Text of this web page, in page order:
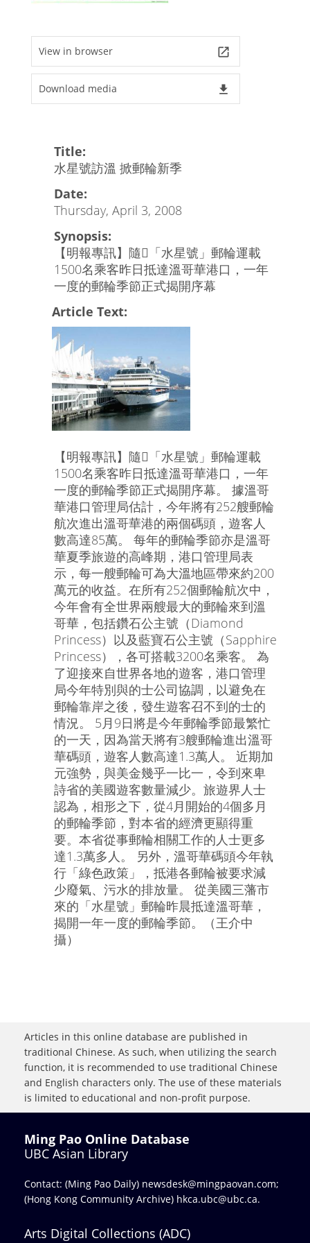
View in browser launch
Download media file_download
Title:
水星號訪溫 掀郵輪新季
Date:
Thursday, April 3, 2008
Synopsis:
【明報專訊】隨「水星號」郵輪運載
1500名乘客昨日抵達溫哥華港口，一年
一度的郵輪季節正式揭開序幕
Article Text:
【明報專訊】隨「水星號」郵輪運載
1500名乘客昨日抵達溫哥華港口，一年
一度的郵輪季節正式揭開序幕。 據溫哥
華港口管理局估計，今年將有252艘郵輪
航次進出溫哥華港的兩個碼頭，遊客人
數高達85萬。 每年的郵輪季節亦是溫哥
華夏季旅遊的高峰期，港口管理局表
示，每一艘郵輪可為大溫地區帶來約200
萬元的收益。在所有252個郵輪航次中，
今年會有全世界兩艘最大的郵輪來到溫
哥華，包括鑽石公主號（Diamond
Princess）以及藍寶石公主號（Sapphire
Princess），各可搭載3200名乘客。 為
了迎接來自世界各地的遊客，港口管理
局今年特別與的士公司協調，以避免在
郵輪靠岸之後，發生遊客召不到的士的
情況。 5月9日將是今年郵輪季節最繁忙
的一天，因為當天將有3艘郵輪進出溫哥
華碼頭，遊客人數高達1.3萬人。 近期加
元強勢，與美金幾乎一比一，令到來卑
詩省的美國遊客數量減少。旅遊界人士
認為，相形之下，從4月開始的4個多月
的郵輪季節，對本省的經濟更顯得重
要。本省從事郵輪相關工作的人士更多
達1.3萬多人。 另外，溫哥華碼頭今年執
行「綠色政策」，抵港各郵輪被要求減
少廢氣、污水的排放量。 從美國三藩市
來的「水星號」郵輪昨晨抵達溫哥華，
揭開一年一度的郵輪季節。（王介中
攝）
Articles in this online database are published in
traditional Chinese. As such, when utilizing the search
function, it is recommended to use traditional Chinese
and English characters only. The use of these materials
is limited to educational and non-profit purpose.
Ming Pao Online Database
UBC Asian Library
Contact: (Ming Pao Daily) newsdesk@mingpaovan.com;
(Hong Kong Community Archive) hkca.ubc@ubc.ca.
Arts Digital Collections (ADC)